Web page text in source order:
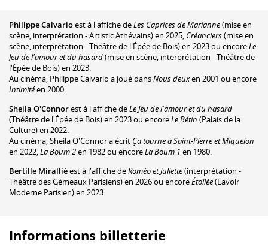
Philippe Calvarioest à l'affiche deLes Caprices de Marianne(mise en
scène, interprétation - Artistic Athévains) en 2025, Créanciers(mise en
scène, interprétation - Théâtre de l'Épée de Bois) en 2023 ou encoreLe
Jeu de l'amour et du hasard(mise en scène, interprétation - Théâtre de
l'Épée de Bois) en 2023.
Au cinéma, Philippe Calvario a joué dansNous deuxen 2001 ou encore
Intimitéen 2000.
Sheila O'Connorest à l'affiche deLe Jeu de l'amour et du hasard
(Théâtre de l'Épée de Bois) en 2023 ou encoreLe Bétin (Palais de la
Culture) en 2022.
Au cinéma, Sheila O'Connor a écrit Ça tourne à Saint-Pierre et Miquelon
en 2022,La Boum 2en 1982 ou encoreLa Boum 1 en 1980.
Bertille Miralliéest à l'affiche deRoméo et Juliette(interprétation -
Théâtre des Gémeaux Parisiens) en 2026 ou encoreÉtoilée(Lavoir
Moderne Parisien) en 2023.
Informations billetterie